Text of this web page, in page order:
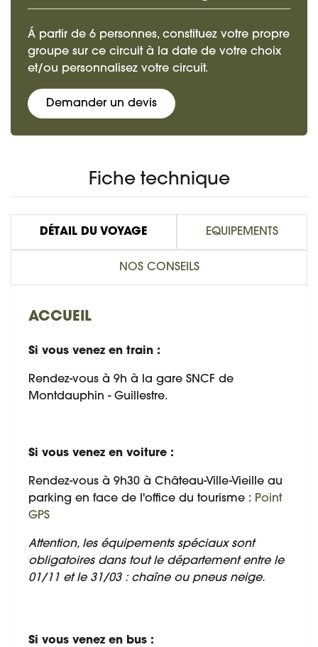
Á partir de 6 personnes, constituez votre propre
groupe sur ce circuit à la date de votre choix
et/ou personnalisez votre circuit.
Demander un devis
Fiche technique
DÉTAIL DU VOYAGE EQUIPEMENTS
NOS CONSEILS
ACCUEIL
Si vous venez en train :
Rendez-vous à 9h à la gare SNCF de
Montdauphin - Guillestre.
Si vous venez en voiture :
Rendez-vous à 9h30 à Château-Ville-Vieille au
parking en face de l'office du tourisme : Point
GPS
Attention, les équipements spéciaux sont
obligatoires dans tout le département entre le
01/11 et le 31/03 : chaîne ou pneus neige.
Si vous venez en bus :